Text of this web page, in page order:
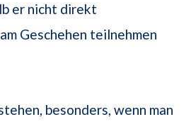
er nicht direkt
Geschehen teilnehmen
besonders, wenn man